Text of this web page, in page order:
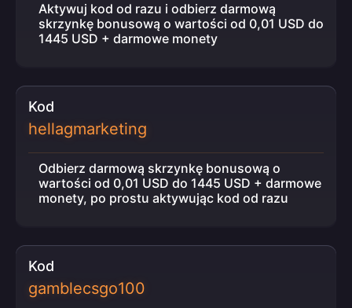
Aktywuj kod od razu i odbierz darmową
skrzynkę bonusową o wartości od 0,01 USD do
1445 USD + darmowe monety
Kod
hellagmarketing
Odbierz darmową skrzynkę bonusową o
wartości od 0,01 USD do 1445 USD + darmowe
monety, po prostu aktywując kod od razu
Kod
gamblecsgo100